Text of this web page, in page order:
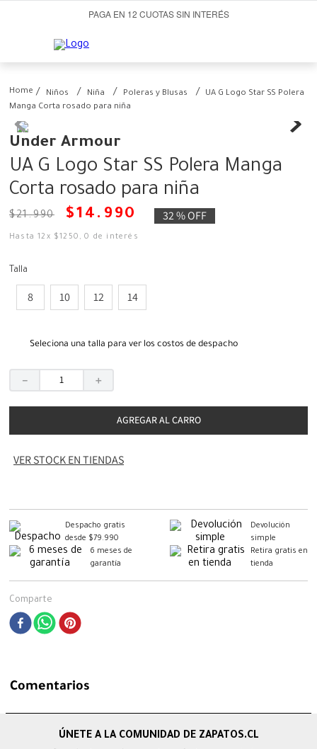
PAGA EN 12 CUOTAS SIN INTERÉS
Niños Niña Poleras y Blusas
UA G Logo Star SS Polera
Manga Corta rosado para niña
Under Armour
UA G Logo Star SS Polera Manga
Corta rosado para niña
$21.990 $14 . 990 32 %OFF
Hasta12 x $1250 ,0 de interés
Talla
8 10 12 14
Seleciona una talla para ver los costos de despacho
＋
－
AGREGAR AL CARRO
VER STOCK EN TIENDAS
Despacho gratis
desde $79.990
Devolución
simple
6 meses de
garantía
Retira gratis en
tienda
Comparte
Comentarios